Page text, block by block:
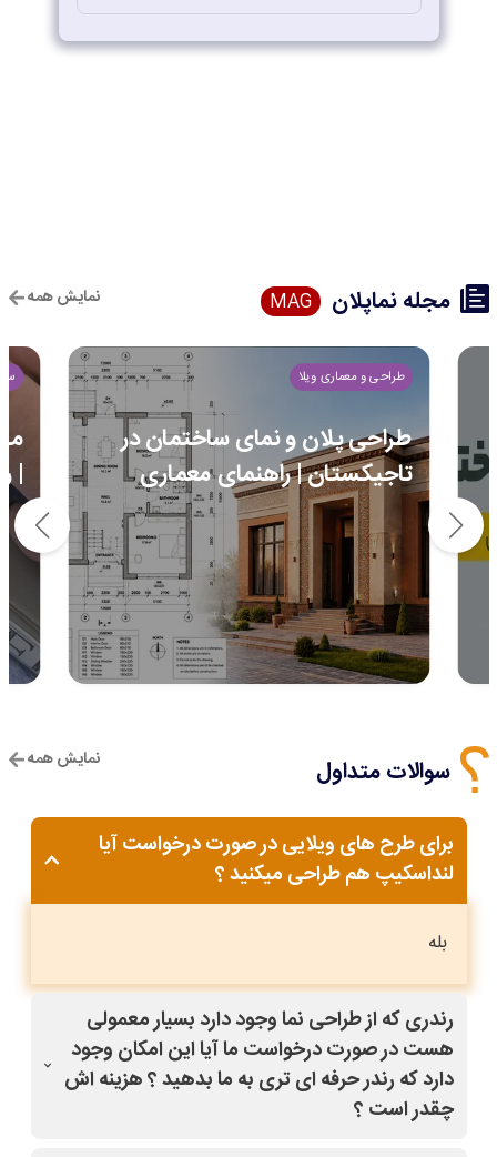
مجله نماپلان MAG نمایش همه
طراحی و معماری ویلا
طراحی پلان و نمای ساختمان در
تاجیکستان | راهنمای معماری
|
سوالات متداول نمایش همه
برای طرح های ویلایی در صورت درخواست آیا
لنداسکیپ هم طراحی میکنید ؟
بله
رندری که از طراحی نما وجود دارد بسیار معمولی
هست در صورت درخواست ما آیا این امکان وجود
دارد که رندر حرفه ای تری به ما بدهید ؟ هزینه اش
چقدر است ؟